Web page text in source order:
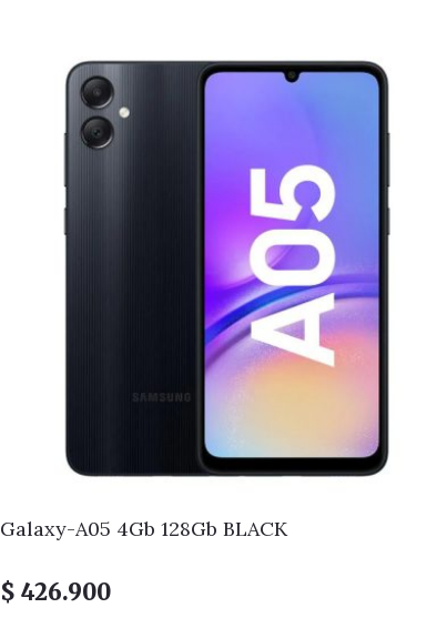
Galaxy-A05 4Gb 128Gb BLACK
$ 426.900